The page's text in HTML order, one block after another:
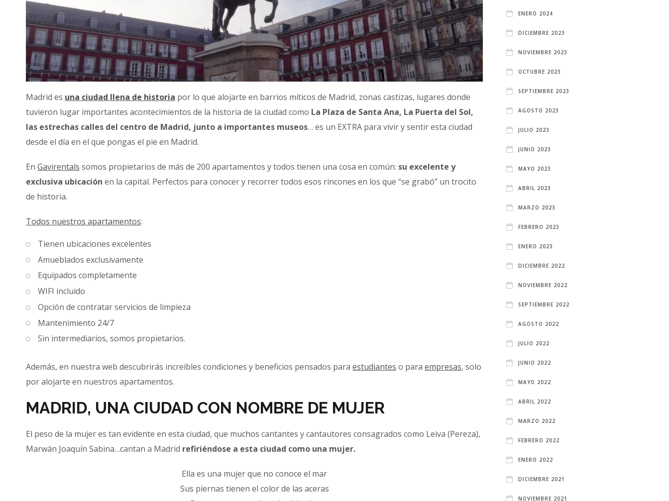
Madrid es una ciudad llena de historia por lo que alojarte en barrios míticos de Madrid, zonas castizas, lugares donde
tuvieron lugar importantes acontecimientos de la historia de la ciudad como La Plaza de Santa Ana, La Puerta del Sol,
las estrechas calles del centro de Madrid, junto a importantes museos… es un EXTRA para vivir y sentir esta ciudad
desde el día en el que pongas el pie en Madrid.
En Gavirentals somos propietarios de más de 200 apartamentos y todos tienen una cosa en común: su excelente y
exclusiva ubicación en la capital. Perfectos para conocer y recorrer todos esos rincones en los que “se grabó” un trocito
de historia.
Todos nuestros apartamentos:
Tienen ubicaciones excelentes
Amueblados exclusivamente
Equipados completamente
WIFI incluido
Opción de contratar servicios de limpieza
Mantenimiento 24/7
Sin intermediarios, somos propietarios.
Además, en nuestra web descubrirás increíbles condiciones y beneficios pensados para estudiantes o para empresas, solo
por alojarte en nuestros apartamentos.
MADRID, UNA CIUDAD CON NOMBRE DE MUJER
El peso de la mujer es tan evidente en esta ciudad, que muchos cantantes y cantautores consagrados como Leiva (Pereza),
Marwán Joaquín Sabina…cantan a Madrid refiriéndose a esta ciudad como una mujer.
Ella es una mujer que no conoce el mar
Sus piernas tienen el color de las aceras
ENERO 2024
DICIEMBRE 2023
NOVIEMBRE 2023
OCTUBRE 2023
SEPTIEMBRE 2023
AGOSTO 2023
JULIO 2023
JUNIO 2023
MAYO 2023
ABRIL 2023
MARZO 2023
FEBRERO 2023
ENERO 2023
DICIEMBRE 2022
NOVIEMBRE 2022
SEPTIEMBRE 2022
AGOSTO 2022
JULIO 2022
JUNIO 2022
MAYO 2022
ABRIL 2022
MARZO 2022
FEBRERO 2022
ENERO 2022
DICIEMBRE 2021
NOVIEMBRE 2021